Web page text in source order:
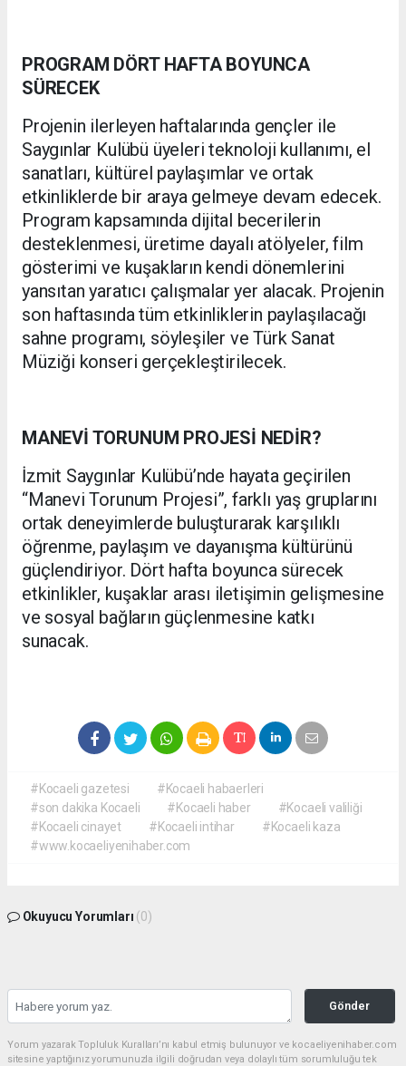
PROGRAM DÖRT HAFTA BOYUNCA
SÜRECEK
Projenin ilerleyen haftalarında gençler ile
Saygınlar Kulübü üyeleri teknoloji kullanımı, el
sanatları, kültürel paylaşımlar ve ortak
etkinliklerde bir araya gelmeye devam edecek.
Program kapsamında dijital becerilerin
desteklenmesi, üretime dayalı atölyeler, film
gösterimi ve kuşakların kendi dönemlerini
yansıtan yaratıcı çalışmalar yer alacak. Projenin
son haftasında tüm etkinliklerin paylaşılacağı
sahne programı, söyleşiler ve Türk Sanat
Müziği konseri gerçekleştirilecek.
MANEVİ TORUNUM PROJESİ NEDİR?
İzmit Saygınlar Kulübü’nde hayata geçirilen
“Manevi Torunum Projesi”, farklı yaş gruplarını
ortak deneyimlerde buluşturarak karşılıklı
öğrenme, paylaşım ve dayanışma kültürünü
güçlendiriyor. Dört hafta boyunca sürecek
etkinlikler, kuşaklar arası iletişimin gelişmesine
ve sosyal bağların güçlenmesine katkı
sunacak.
#Kocaeli gazetesi
#Kocaeli habaerleri
#son dakika Kocaeli
#Kocaeli haber
#Kocaeli valiliği
#Kocaeli cinayet
#Kocaeli intihar
#Kocaeli kaza
#www.kocaeliyenihaber.com
Okuyucu Yorumları (0)
Gönder
Yorum yazarak Topluluk Kuralları’nı kabul etmiş bulunuyor ve kocaeliyenihaber.com
sitesine yaptığınız yorumunuzla ilgili doğrudan veya dolaylı tüm sorumluluğu tek